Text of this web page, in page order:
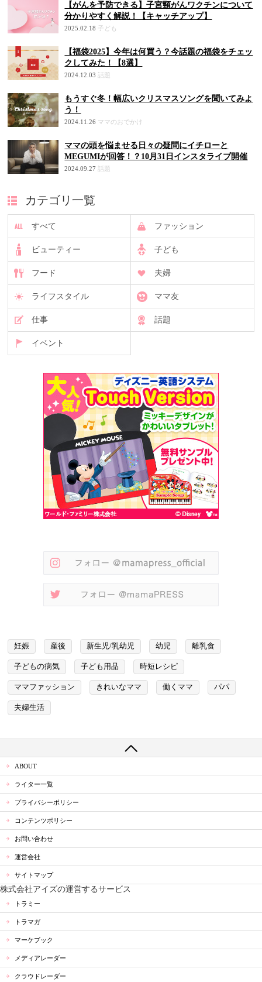
【がんを予防できる】子宮頸がんワクチンについて
分かりやすく解説！【キャッチアップ】
2025.02.18 子ども
【福袋2025】今年は何買う？今話題の福袋をチェッ
クしてみた！【8選】
2024.12.03 話題
もうすぐ冬！幅広いクリスマスソングを聞いてみよ
う！
2024.11.26 ママのおでかけ
ママの頭を悩ませる日々の疑問にイチローと
MEGUMIが回答！？10月31日インスタライブ開催
2024.09.27 話題
カテゴリ一覧
すべて ファッション
ビューティー 子ども
フード 夫婦
ライフスタイル ママ友
仕事 話題
イベント
妊娠 産後 新生児/乳幼児 幼児 離乳食
子どもの病気 子ども用品 時短レシピ
ママファッション きれいなママ 働くママ パパ
夫婦生活
ABOUT
ライター一覧
プライバシーポリシー
コンテンツポリシー
お問い合わせ
運営会社
サイトマップ
株式会社アイズの運営するサービス
トラミー
トラマガ
マーケブック
メディアレーダー
クラウドレーダー